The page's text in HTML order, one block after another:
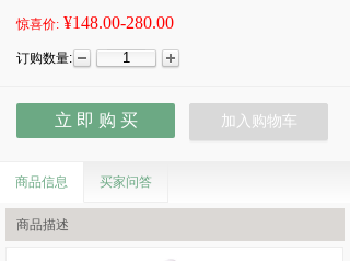
惊喜价: ¥148.00-280.00
订购数量:
立 即 购 买 加入购物车
商品信息 买家问答
商品描述